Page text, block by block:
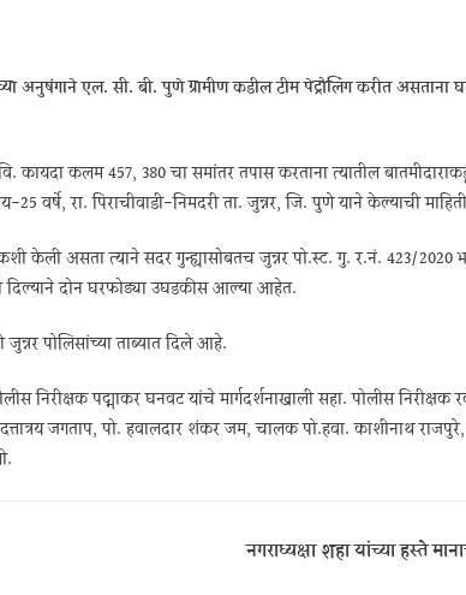
अनुषंगाने एल. सी. बी. पुणे ग्रामीण कडील टीम पेट्रोलिंग करीत असताना
कायदा कलम 457, 380 चा समांतर तपास करताना त्यातील
25 वर्षे, रा. पिराचीवाडी-निमदरी ता. जुन्नर, जि. पुणे याने केल्याची
केली असता त्याने सदर गुन्ह्यासोबतच जुन्नर पो.स्ट. गु. र.नं. 423/2020
दिल्याने दोन घरफोड्या उघडकीस आल्या आहेत.
पोलिसांच्या ताब्यात दिले आहे.
निरीक्षक पद्माकर घनवट यांचे मार्गदर्शनाखाली सहा. पोलीस निरीक्षक
जगताप, पो. हवालदार शंकर जम, चालक पो.हवा. काशीनाथ राजपुरे,
नगराध्यक्षा शहा यांच्या हस्ते